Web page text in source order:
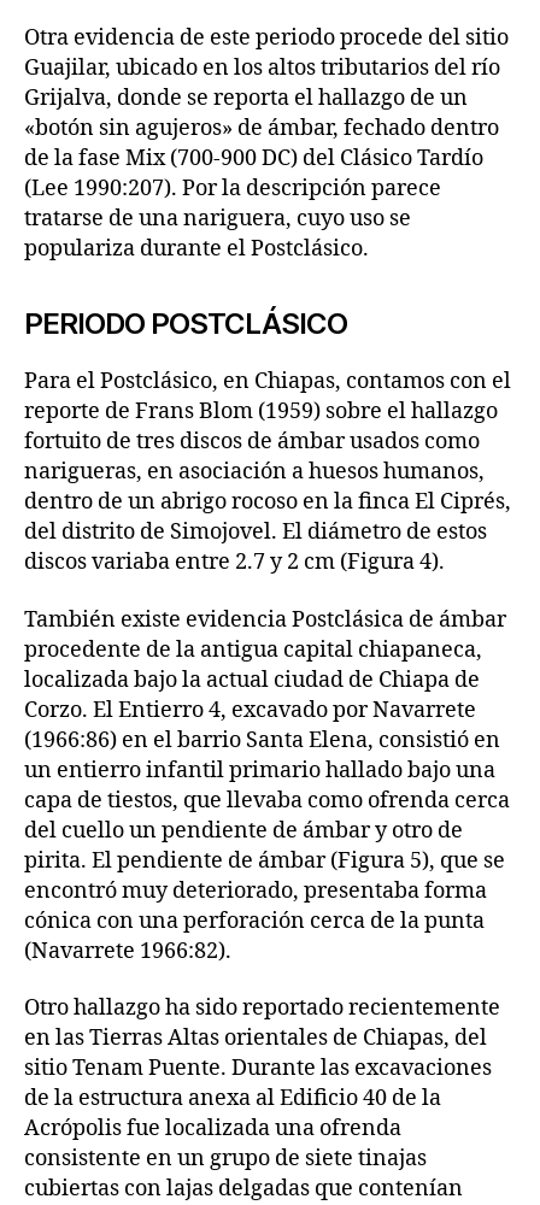
Otra evidencia de este periodo procede del sitio
Guajilar, ubicado en los altos tributarios del río
Grijalva, donde se reporta el hallazgo de un
«botón sin agujeros» de ámbar, fechado dentro
de la fase Mix (700-900 DC) del Clásico Tardío
(Lee 1990:207). Por la descripción parece
tratarse de una nariguera, cuyo uso se
populariza durante el Postclásico.
PERIODO POSTCLÁSICO
Para el Postclásico, en Chiapas, contamos con el
reporte de Frans Blom (1959) sobre el hallazgo
fortuito de tres discos de ámbar usados como
narigueras, en asociación a huesos humanos,
dentro de un abrigo rocoso en la finca El Ciprés,
del distrito de Simojovel. El diámetro de estos
discos variaba entre 2.7 y 2 cm (Figura 4).
También existe evidencia Postclásica de ámbar
procedente de la antigua capital chiapaneca,
localizada bajo la actual ciudad de Chiapa de
Corzo. El Entierro 4, excavado por Navarrete
(1966:86) en el barrio Santa Elena, consistió en
un entierro infantil primario hallado bajo una
capa de tiestos, que llevaba como ofrenda cerca
del cuello un pendiente de ámbar y otro de
pirita. El pendiente de ámbar (Figura 5), que se
encontró muy deteriorado, presentaba forma
cónica con una perforación cerca de la punta
(Navarrete 1966:82).
Otro hallazgo ha sido reportado recientemente
en las Tierras Altas orientales de Chiapas, del
sitio Tenam Puente. Durante las excavaciones
de la estructura anexa al Edificio 40 de la
Acrópolis fue localizada una ofrenda
consistente en un grupo de siete tinajas
cubiertas con lajas delgadas que contenían